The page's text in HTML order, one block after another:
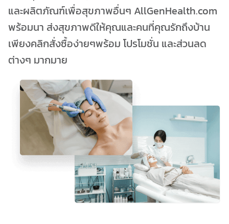
และผลิตภัณฑ์เพื่อสุขภาพอื่นๆ AllGenHealth.com
พร้อมนา ส่งสุขภาพดีให้คุณและคนที่คุณรักถึงบ้าน
เพียงคลิกสั่งซื้อง่ายๆพร้อม โปรโมชั่น และส่วนลด
ต่างๆ มากมาย